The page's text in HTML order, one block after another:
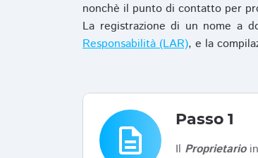
nonchè il punto di contatto per
La registrazione di un nome a
Responsabilità (LAR), e la
description
Passo 1
Il Proprietario